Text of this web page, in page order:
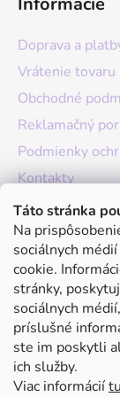
Táto stránka
Na
sociálnych
cookie.
stránky,
sociálnych
príslušné
ste im poskytli
ich služby.
Viac informáciítu
Doprava a
Vrátenie tovaru
Obchodné
Reklamačný
Podmienky
Kontakty
O nás
Hodnotenie
Moja
Instagram